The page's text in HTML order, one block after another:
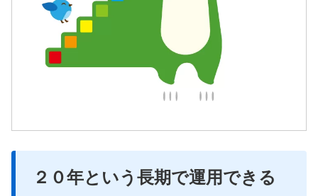
２０年という長期で運用できる